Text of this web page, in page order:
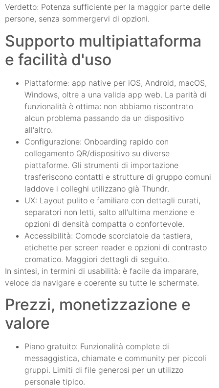
Verdetto: Potenza sufficiente per la maggior parte delle
persone, senza sommergervi di opzioni.
Supporto multipiattaforma
e facilità d'uso
Piattaforme: app native per iOS, Android, macOS,
Windows, oltre a una valida app web. La parità di
funzionalità è ottima: non abbiamo riscontrato
alcun problema passando da un dispositivo
all'altro.
Configurazione: Onboarding rapido con
collegamento QR/dispositivo su diverse
piattaforme. Gli strumenti di importazione
trasferiscono contatti e strutture di gruppo comuni
laddove i colleghi utilizzano già Thundr.
UX: Layout pulito e familiare con dettagli curati,
separatori non letti, salto all'ultima menzione e
opzioni di densità compatta o confortevole.
Accessibilità: Comode scorciatoie da tastiera,
etichette per screen reader e opzioni di contrasto
cromatico. Maggiori dettagli di seguito.
In sintesi, in termini di usabilità: è facile da imparare,
veloce da navigare e coerente su tutte le schermate.
Prezzi, monetizzazione e
valore
Piano gratuito: Funzionalità complete di
messaggistica, chiamate e community per piccoli
gruppi. Limiti di file generosi per un utilizzo
personale tipico.